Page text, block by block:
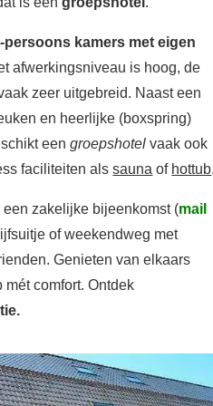
persoons kamers met eigen
afwerkingsniveau is hoog, de
zeer uitgebreid. Naast een
en heerlijke (boxspring)
eengroepshotel vaak ook
faciliteiten alssauna of hottub
een zakelijke bijeenkomst (mail
of weekendweg met
Genieten van elkaars
mét comfort. Ontdek